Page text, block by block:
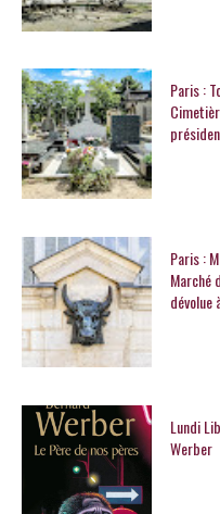
Paris :
Paris :
Marché
dévolue
Lundi
Werber